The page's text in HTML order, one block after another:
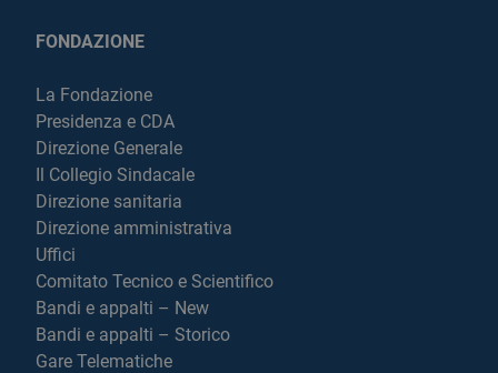
FONDAZIONE
La Fondazione
Presidenza e CDA
Direzione Generale
Il Collegio Sindacale
Direzione sanitaria
Direzione amministrativa
Uffici
Comitato Tecnico e Scientifico
Bandi e appalti – New
Bandi e appalti – Storico
Gare Telematiche